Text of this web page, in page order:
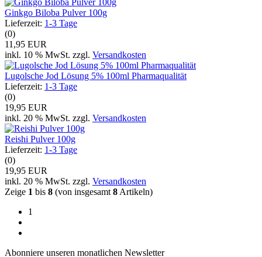
Ginkgo Biloba Pulver 100g
Lieferzeit: 1-3 Tage
(0)
11,95 EUR
inkl. 10 % MwSt. zzgl. Versandkosten
Lugolsche Jod Lösung 5% 100ml Pharmaqualität
Lieferzeit: 1-3 Tage
(0)
19,95 EUR
inkl. 20 % MwSt. zzgl. Versandkosten
Reishi Pulver 100g
Lieferzeit: 1-3 Tage
(0)
19,95 EUR
inkl. 20 % MwSt. zzgl. Versandkosten
Zeige 1 bis 8 (von insgesamt 8 Artikeln)
1
Abonniere unseren monatlichen Newsletter